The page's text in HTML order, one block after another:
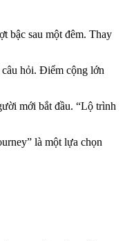
bậc sau một đêm. Thay
câu hỏi. Điểm cộng lớn
mới bắt đầu. “Lộ trình
là một lựa chọn